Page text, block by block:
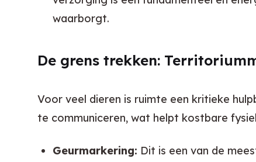
waarborgt.
De grens trekken:
Voor veel dieren is ruimte een kritieke
te communiceren, wat helpt kostbare
Geurmarkering: Dit is een van de